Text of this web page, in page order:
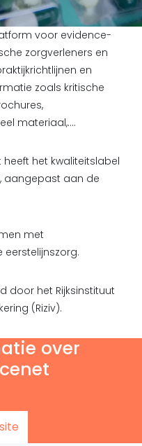
voor evidence-
zorgverleners en
en
zoals kritische
materiaal,….
het kwaliteitslabel
aangepast aan de
met
door het Rijksinstituut
(Riziv).
over